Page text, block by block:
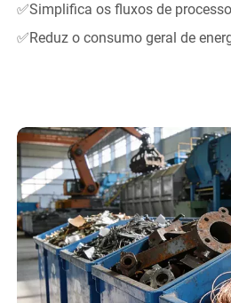
✅Simplifica os fluxos de
✅Reduz o consumo geral de